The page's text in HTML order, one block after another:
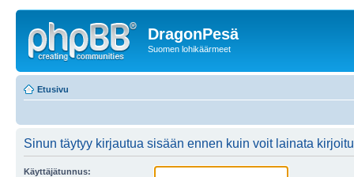
DragonPesä
Suomen lohikäärmeet
Etusivu
Sinun täytyy kirjautua sisään ennen kuin voit lainata
Käyttäjätunnus: